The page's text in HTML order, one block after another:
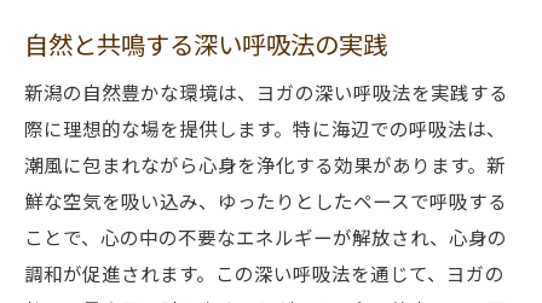
自然と共鳴する深い呼吸法の実践
新潟の自然豊かな環境は、ヨガの深い呼吸法を実践する
際に理想的な場を提供します。特に海辺での呼吸法は、
潮風に包まれながら心身を浄化する効果があります。新
鮮な空気を吸い込み、ゆったりとしたペースで呼吸する
ことで、心の中の不要なエネルギーが解放され、心身の
調和が促進されます。この深い呼吸法を通じて、ヨガの